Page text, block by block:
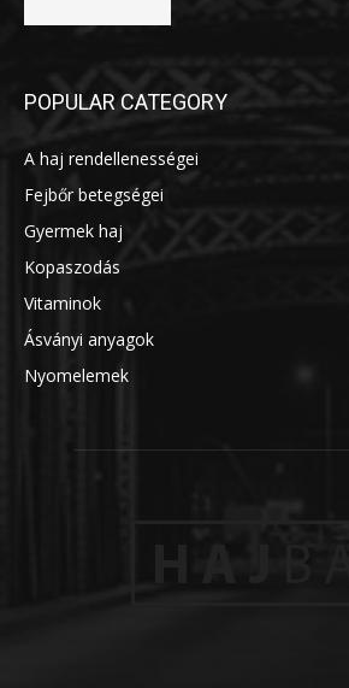
POPULAR CATEGORY
A haj rendellenességei
Fejbőr betegségei
Gyermek haj
Kopaszodás
Vitaminok
Ásványi anyagok
Nyomelemek